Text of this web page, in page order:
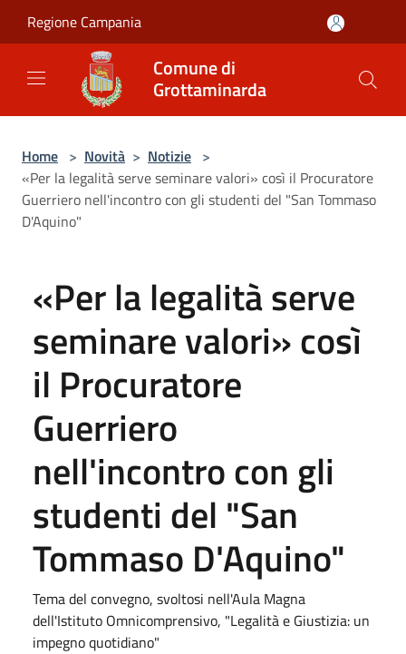
Regione Campania
Comune di
Grottaminarda
Home > Novità > Notizie >
«Per la legalità serve seminare valori» così il Procuratore
Guerriero nell'incontro con gli studenti del "San Tommaso
D'Aquino"
«Per la legalità serve
seminare valori» così
il Procuratore
Guerriero
nell'incontro con gli
studenti del "San
Tommaso D'Aquino"
Tema del convegno, svoltosi nell'Aula Magna
dell'Istituto Omnicomprensivo, "Legalità e Giustizia: un
impegno quotidiano"